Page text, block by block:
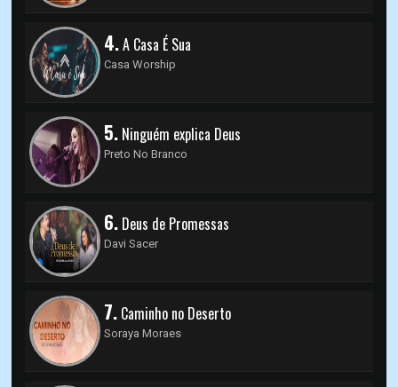
4.A Casa É Sua
Casa Worship
5. Ninguém explica Deus
Preto No Branco
6. Deus de Promessas
Davi Sacer
7. Caminho no Deserto
Soraya Moraes